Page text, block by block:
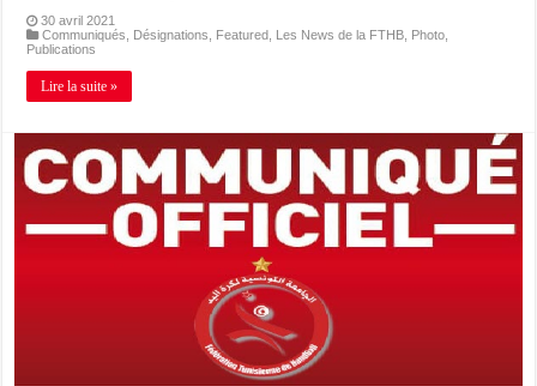
30 avril 2021
Communiqués
Désignations Featured Les News de la FTHB Photo
Publications
Lire la suite »